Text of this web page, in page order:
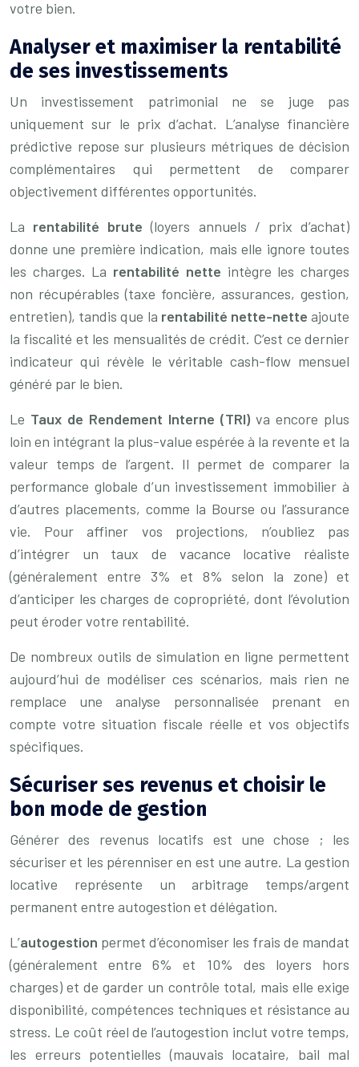
votre bien.
Analyser et maximiser la rentabilité
de ses investissements
Un investissement patrimonial ne se juge pas
uniquement sur le prix d’achat. L’analyse financière
prédictive repose sur plusieurs métriques de décision
complémentaires qui permettent de comparer
objectivement différentes opportunités.
La rentabilité brute (loyers annuels / prix d’achat)
donne une première indication, mais elle ignore toutes
les charges. La rentabilité nette intègre les charges
non récupérables (taxe foncière, assurances, gestion,
entretien), tandis que la rentabilité nette-nette ajoute
la fiscalité et les mensualités de crédit. C’est ce dernier
indicateur qui révèle le véritable cash-flow mensuel
généré par le bien.
Le Taux de Rendement Interne (TRI) va encore plus
loin en intégrant la plus-value espérée à la revente et la
valeur temps de l’argent. Il permet de comparer la
performance globale d’un investissement immobilier à
d’autres placements, comme la Bourse ou l’assurance
vie. Pour affiner vos projections, n’oubliez pas
d’intégrer un taux de vacance locative réaliste
(généralement entre 3% et 8% selon la zone) et
d’anticiper les charges de copropriété, dont l’évolution
peut éroder votre rentabilité.
De nombreux outils de simulation en ligne permettent
aujourd’hui de modéliser ces scénarios, mais rien ne
remplace une analyse personnalisée prenant en
compte votre situation fiscale réelle et vos objectifs
spécifiques.
Sécuriser ses revenus et choisir le
bon mode de gestion
Générer des revenus locatifs est une chose ; les
sécuriser et les pérenniser en est une autre. La gestion
locative représente un arbitrage temps/argent
permanent entre autogestion et délégation.
L’autogestion permet d’économiser les frais de mandat
(généralement entre 6% et 10% des loyers hors
charges) et de garder un contrôle total, mais elle exige
disponibilité, compétences techniques et résistance au
stress. Le coût réel de l’autogestion inclut votre temps,
les erreurs potentielles (mauvais locataire, bail mal